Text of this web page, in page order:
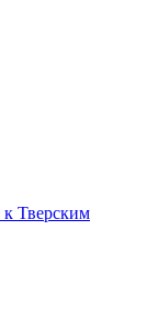
к Тверским